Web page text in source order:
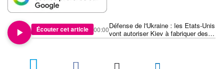
Écouter cet article
Défense de l'Ukraine : les Etats-Unis
vont autoriser Kiev à fabriquer des
missiles Patriot, annonce Donald
00:00